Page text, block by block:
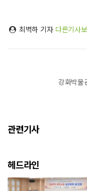
최벽하 기자 다른기사
강화박물
관련기사
헤드라인